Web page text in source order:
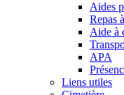
Aides
Repas
Aide à
APA
Liens utiles